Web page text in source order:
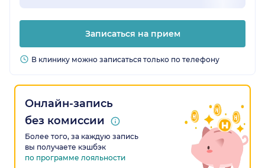
Записаться на прием
В клинику можно записаться только по телефону
Онлайн-запись
без комиссии
Более того, за каждую запись
вы получаете кэшбэк
по программе лояльности